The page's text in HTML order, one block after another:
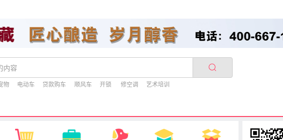
物 电动车 贷款购车 顺风车 开锁 修空调 艺术培训